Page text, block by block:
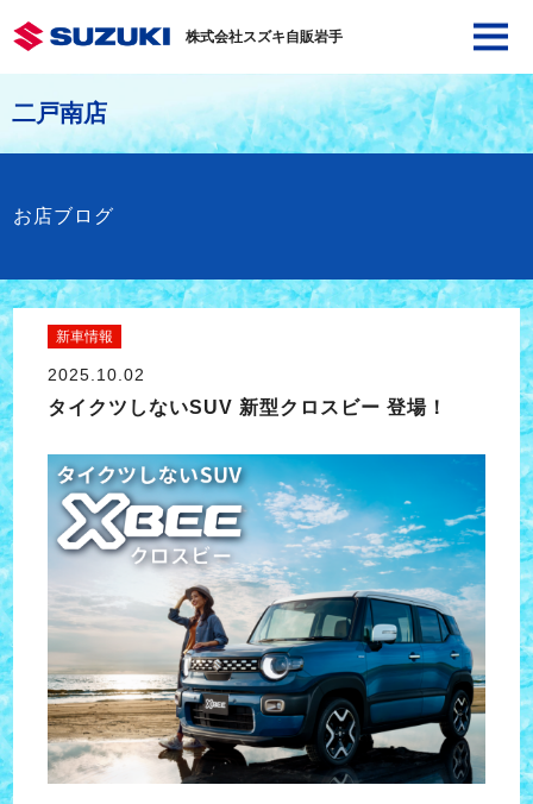
株式会社スズキ自販岩手
二戸南店
お店ブログ
新車情報
2025.10.02
タイクツしないSUV 新型クロスビー 登場！